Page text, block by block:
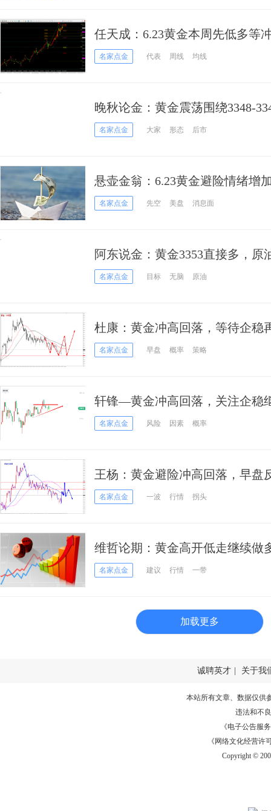
任天成：6.23黄金本周先低多等
名家点金 代表 周线 均线
晚秋论金：黄金震荡围绕3348-
名家点金 大家 形态 后市
悬壶金翁：6.23黄金避险情绪增
名家点金 先空 美盘 消息面
阿东说金：黄金3353直接多，原
名家点金 目标 无脑 原油
杜康：黄金冲高回落，等待企稳
名家点金 早盘 概率 策略
轩锋—黄金冲高回落，关注企稳
名家点金 风险 因素 概率
王杨：黄金避险冲高回落，早盘
名家点金 一波 行情 拐头
维哲论期：黄金高开低走继续做
多名家点金 建议 行情 一带
加载更多
诚聘英才 关于我
本站所有文章、数据仅供
违法和不
《电子公告服务
《网络文化经营许
Copyright ©